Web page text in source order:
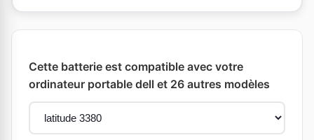
Cette batterie est compatible avec votre
ordinateur portable dell et 26 autres modèles